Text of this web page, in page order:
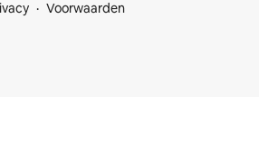
Voorwaarden